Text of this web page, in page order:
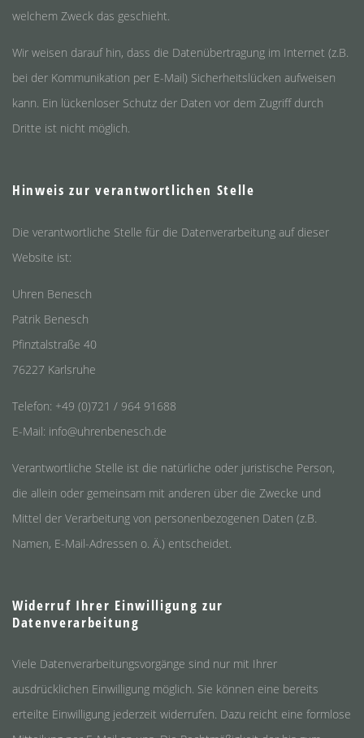
welchem Zweck das geschieht.
Wir weisen darauf hin, dass die Datenübertragung im Internet (z.B.
bei der Kommunikation per E-Mail) Sicherheitslücken aufweisen
kann. Ein lückenloser Schutz der Daten vor dem Zugriff durch
Dritte ist nicht möglich.
Hinweis zur verantwortlichen Stelle
Die verantwortliche Stelle für die Datenverarbeitung auf dieser
Website ist:
Uhren Benesch
Patrik Benesch
Pfinztalstraße 40
76227 Karlsruhe
Telefon: +49 (0)721 / 964 91688
E-Mail: info@uhrenbenesch.de
Verantwortliche Stelle ist die natürliche oder juristische Person,
die allein oder gemeinsam mit anderen über die Zwecke und
Mittel der Verarbeitung von personenbezogenen Daten (z.B.
Namen, E-Mail-Adressen o. Ä.) entscheidet.
Widerruf Ihrer Einwilligung zur
Datenverarbeitung
Viele Datenverarbeitungsvorgänge sind nur mit Ihrer
ausdrücklichen Einwilligung möglich. Sie können eine bereits
erteilte Einwilligung jederzeit widerrufen. Dazu reicht eine formlose